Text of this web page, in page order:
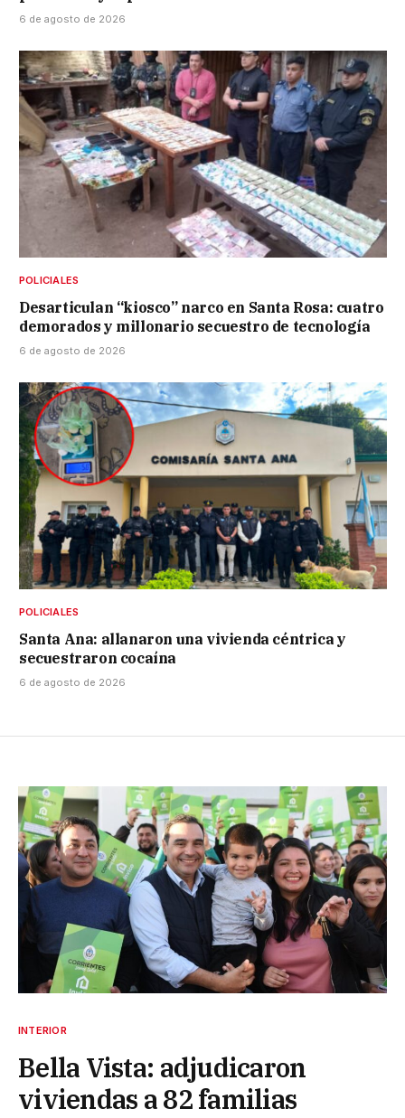
6 de agosto de 2026
POLICIALES
Desarticulan “kiosco” narco en Santa Rosa: cuatro
demorados y millonario secuestro de tecnología
6 de agosto de 2026
POLICIALES
Santa Ana: allanaron una vivienda céntrica y
secuestraron cocaína
6 de agosto de 2026
INTERIOR
Bella Vista: adjudicaron
viviendas a 82 familias